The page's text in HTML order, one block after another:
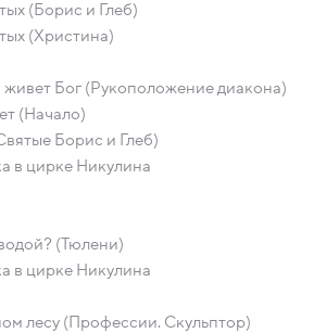
(Борис и Глеб)
(Христина)
Бог (Рукоположение диакона)
(Начало)
Борис и Глеб)
в цирке Никулина
(Тюлени)
в цирке Никулина
лесу (Профессии. Скульптор)